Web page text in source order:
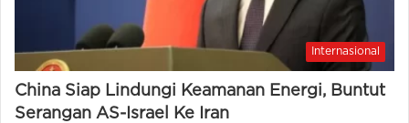
Internasional
China Siap Lindungi Keamanan Energi, Buntut
Serangan AS-Israel Ke Iran